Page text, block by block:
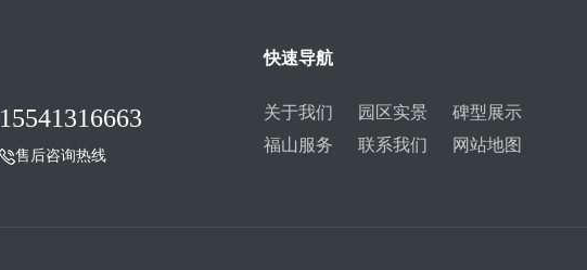
15541316663
售后咨询热线
快速导航
关于我们 园区实景
碑型展示
福山服务
联系我们 网站地图